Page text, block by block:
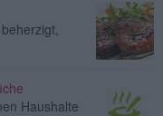
Haushalte